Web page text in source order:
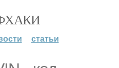
статьи